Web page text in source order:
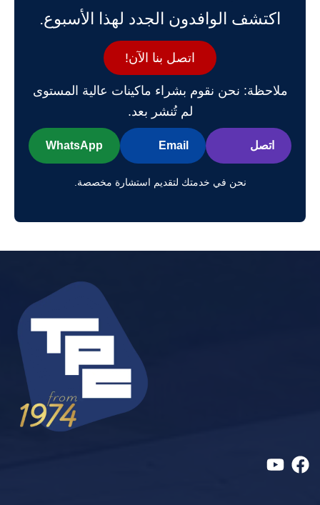
اكتشف الوافدون الجدد لهذا الأسبوع.
اتصل بنا الآن!
ملاحظة: نحن نقوم بشراء ماكينات عالية المستوى
لم تُنشر بعد.
اتصل Email
WhatsApp
نحن في خدمتك لتقديم استشارة مخصصة.